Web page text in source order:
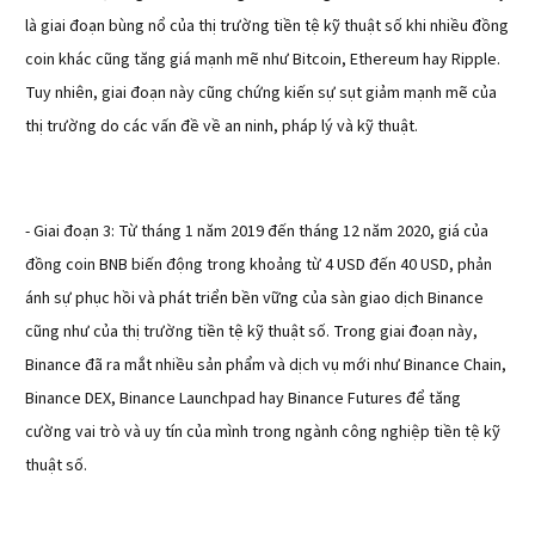
là giai đoạn bùng nổ của thị trường tiền tệ kỹ thuật số khi nhiều đồng
coin khác cũng tăng giá mạnh mẽ như Bitcoin, Ethereum hay Ripple.
Tuy nhiên, giai đoạn này cũng chứng kiến sự sụt giảm mạnh mẽ của
thị trường do các vấn đề về an ninh, pháp lý và kỹ thuật.
- Giai đoạn 3: Từ tháng 1 năm 2019 đến tháng 12 năm 2020, giá của
đồng coin BNB biến động trong khoảng từ 4 USD đến 40 USD, phản
ánh sự phục hồi và phát triển bền vững của sàn giao dịch Binance
cũng như của thị trường tiền tệ kỹ thuật số. Trong giai đoạn này,
Binance đã ra mắt nhiều sản phẩm và dịch vụ mới như Binance Chain,
Binance DEX, Binance Launchpad hay Binance Futures để tăng
cường vai trò và uy tín của mình trong ngành công nghiệp tiền tệ kỹ
thuật số.